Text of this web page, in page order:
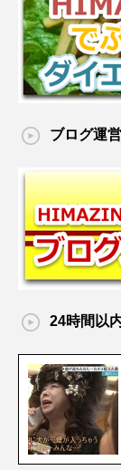
ブログ運
24時間以